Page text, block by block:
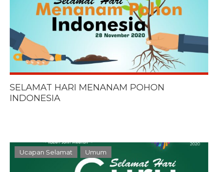
SELAMAT HARI MENANAM POHON
INDONESIA
Ucapan Selamat Umum